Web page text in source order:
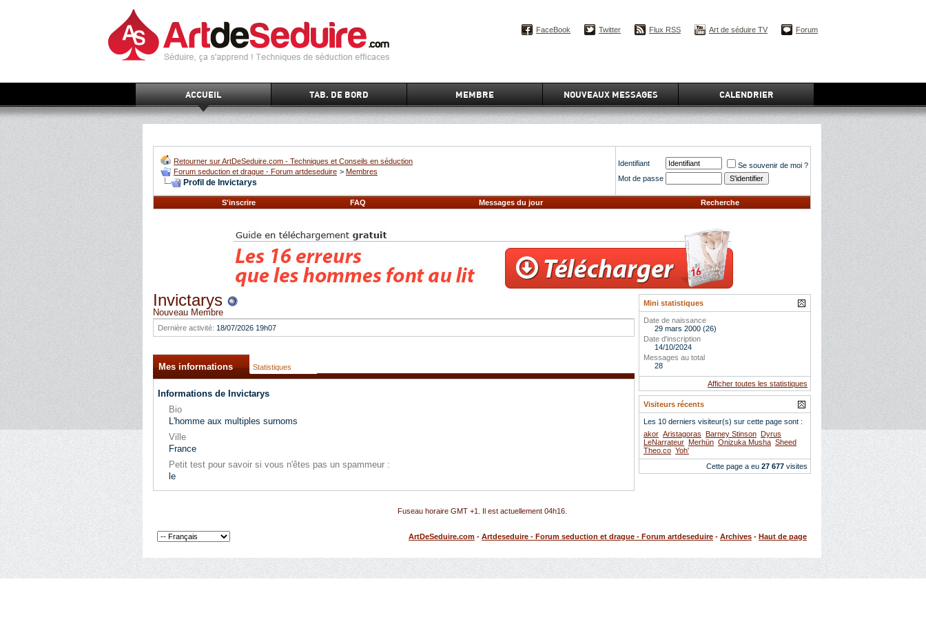
ACCUEIL TAB. DE BORD MEMBRE NOUVEAUX MESSAGES CALENDRIER
FaceBook Twitter Flux RSS Art de séduire TV Forum
Retourner sur ArtDeSeduire.com - Techniques et Conseils en séduction
Forum seduction et drague - Forum artdeseduire > Membres
Profil de Invictarys
Identifiant
Se souvenir de moi ?
Mot de passe
S'inscrire FAQ Messages du jour Recherche
Invictarys
Nouveau Membre
Dernière activité: 18/07/2026 19h07
Mes informations Statistiques
Informations de Invictarys
Bio
L'homme aux multiples surnoms
Ville
France
Petit test pour savoir si vous n'êtes pas un spammeur :
le
Mini statistiques
Date de naissance
29 mars 2000 (26)
Date d'inscription
14/10/2024
Messages au total
28
Afficher toutes les statistiques
Visiteurs récents
Les 10 derniers visiteur(s) sur cette page sont :
akor Aristagoras Barney Stinson Dyrus
LeNarrateur Merhün Onizuka Musha Sheed
Theo.co Yoh'
Cette page a eu 27 677 visites
Fuseau horaire GMT +1. Il est actuellement 04h16.
ArtDeSeduire.com - Artdeseduire - Forum seduction et drague - Forum artdeseduire - Archives - Haut de page